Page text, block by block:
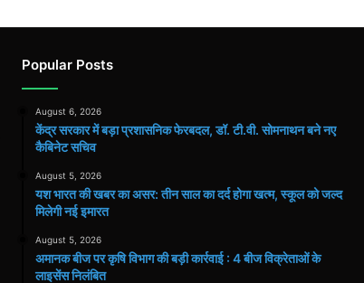
Popular Posts
August 6, 2026
केंद्र सरकार में बड़ा प्रशासनिक फेरबदल, डॉ. टी.वी. सोमनाथन बने नए
कैबिनेट सचिव
August 5, 2026
यश भारत की खबर का असर: तीन साल का दर्द होगा खत्म, स्कूल को जल्द
मिलेगी नई इमारत
August 5, 2026
अमानक बीज पर कृषि विभाग की बड़ी कार्रवाई : 4 बीज विक्रेताओं के
लाइसेंस निलंबित